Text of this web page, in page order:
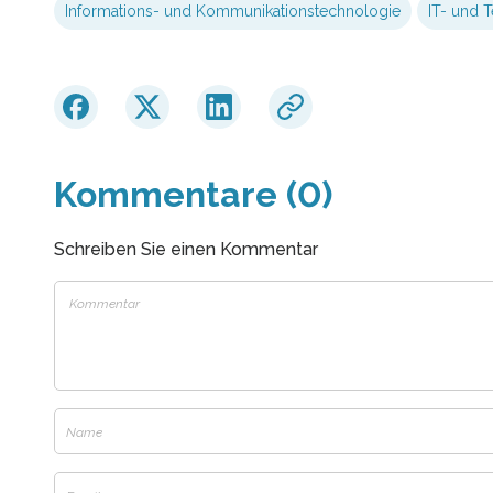
Informations- und Kommunikationstechnologie IT- und
Kommentare (0)
Schreiben Sie einen Kommentar